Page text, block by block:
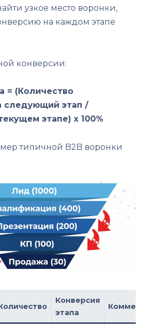
узкое место воронки,
на каждом этапе
конверсии:
= (Количество
этап /
этапе) x 100%
типичной B2B воронки
Конверсия
этапа